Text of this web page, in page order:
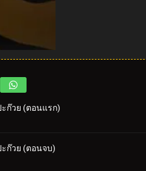
ก๊วย (ตอนแรก)
ก๊วย (ตอนจบ)